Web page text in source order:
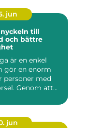
jun
och bättre
är en enkel
gör en enorm
personer med
Genom att...
jun